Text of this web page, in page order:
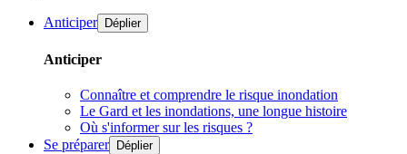
Anticiper Déplier
Anticiper
Connaître et comprendre le risque inondation
Le Gard et les inondations, une longue histoire
Où s'informer sur les risques ?
Se préparer
Déplier